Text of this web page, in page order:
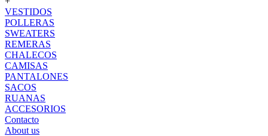
VESTIDOS
POLLERAS
SWEATERS
REMERAS
CHALECOS
CAMISAS
PANTALONES
SACOS
RUANAS
ACCESORIOS
Contacto
About us